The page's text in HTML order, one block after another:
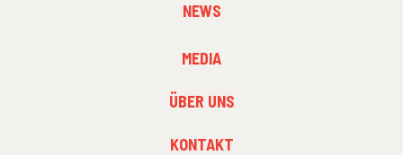
NEWS
MEDIA
ÜBER UNS
KONTAKT